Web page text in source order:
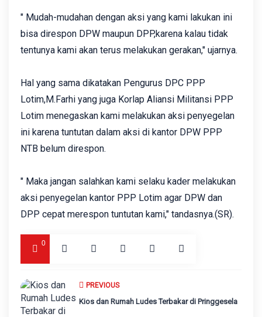
" Mudah-mudahan dengan aksi yang kami lakukan ini
bisa direspon DPW maupun DPP,karena kalau tidak
tentunya kami akan terus melakukan gerakan," ujarnya.
Hal yang sama dikatakan Pengurus DPC PPP
Lotim,M.Farhi yang juga Korlap Aliansi Militansi PPP
Lotim menegaskan kami melakukan aksi penyegelan
ini karena tuntutan dalam aksi di kantor DPW PPP
NTB belum direspon.
" Maka jangan salahkan kami selaku kader melakukan
aksi penyegelan kantor PPP Lotim agar DPW dan
DPP cepat merespon tuntutan kami," tandasnya.(SR).
0
PREVIOUS
Kios dan Rumah Ludes Terbakar di Pringgesela